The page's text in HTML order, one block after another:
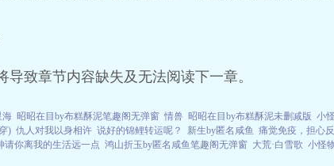
致章节内容缺失及无法阅读下一章。
海 昭昭在目by布糕酥泥笔趣阁无弹窗 情兽 昭昭在目by布糕酥泥未删减版 小
) 仇人对我以身相许 说好的锦鲤转运呢？ 新生by匿名咸鱼 痛觉免疫，担心
请你离我的生活远一点 鸿山折玉by匿名咸鱼笔趣阁无弹窗 大荒·白雪歌 小怪